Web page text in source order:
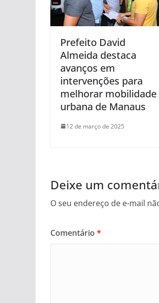
Prefeito David
Almeida destaca
avanços em
intervenções para
melhorar mobilidade
urbana de Manaus
12 de março de 2025
Deixe um
O seu endereço de e-mail
Comentário *